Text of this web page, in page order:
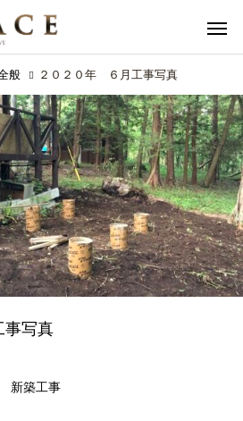
般 ２０２０年 ６月工事写真
写真
築工事